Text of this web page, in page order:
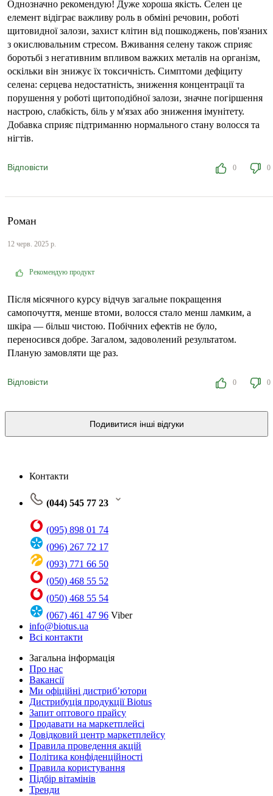
Однозначно рекомендую! Дуже хороша якість. Селен це
елемент відіграє важливу роль в обміні речовин, роботі
щитовидної залози, захист клітин від пошкоджень, пов'язаних
з окислювальним стресом. Вживання селену також сприяє
боротьбі з негативним впливом важких металів на організм,
оскільки він знижує їх токсичність. Симптоми дефіциту
селена: серцева недостатність, зниження концентрації та
порушення у роботі щитоподібної залози, значне погіршення
настрою, слабкість, біль у м'язах або зниження імунітету.
Добавка сприяє підтриманню нормального стану волосся та
нігтів.
Відповісти 0 0
Роман
12 черв. 2025 р.
Рекомендую продукт
Після місячного курсу відчув загальне покращення
самопочуття, менше втоми, волосся стало менш ламким, а
шкіра — більш чистою. Побічних ефектів не було,
переносився добре. Загалом, задоволений результатом.
Планую замовляти ще раз.
Відповісти 0 0
Подивитися інші відгуки
Контакти
(044) 545 77 23
(095) 898 01 74
(096) 267 72 17
(093) 771 66 50
(050) 468 55 52
(050) 468 55 54
(067) 461 47 96 Viber
info@biotus.ua
Всі контакти
Загальна інформація
Про нас
Вакансії
Ми офіційні дистриб’ютори
Дистрибуція продукції Biotus
Запит оптового прайсу
Продавати на маркетплейсі
Довідковий центр маркетплейсу
Правила проведення акцій
Політика конфіденційності
Правила користування
Підбір вітамінів
Тренди